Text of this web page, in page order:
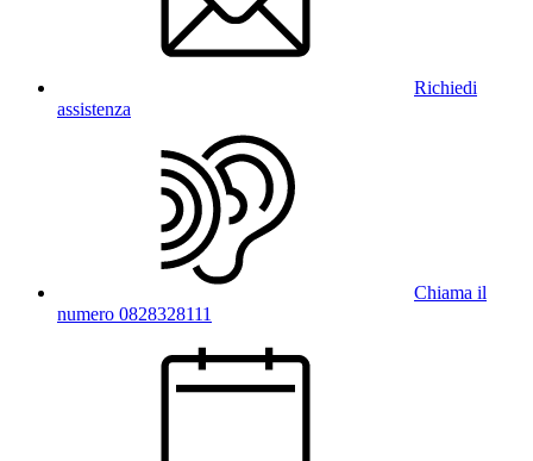
Richiedi
assistenza
Chiama il
numero 0828328111